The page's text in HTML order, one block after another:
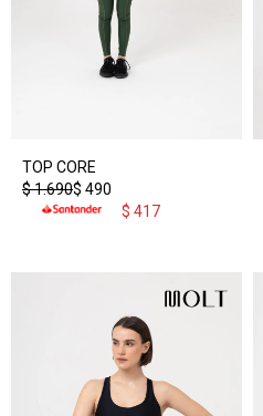
TOP CORE
$ 490
$1.690
$ 417